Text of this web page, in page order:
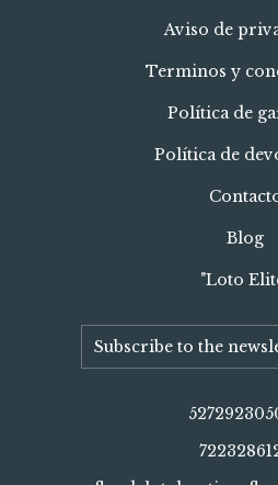
Aviso de
Terminos y
Política de
Política de
Blog
"Loto